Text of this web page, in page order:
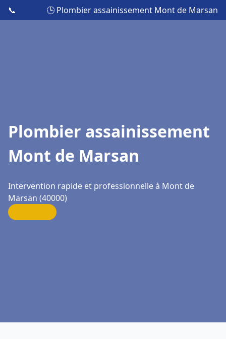
📞 🕒 Plombier assainissement Mont de Marsan
Plombier assainissement
Mont de Marsan
Intervention rapide et professionnelle à Mont de
Marsan (40000)